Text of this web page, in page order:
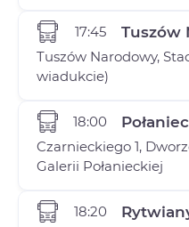
17:45 Tuszów
Tuszów Narodowy,
wiadukcie)
18:00 Połaniec
Czarnieckiego 1,
Galerii Połanieckiej
18:20